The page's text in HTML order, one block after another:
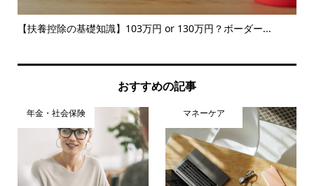
【扶養控除の基礎知識】103万円 or 130万円？ボーダー...
おすすめの記事
年金・社会保険 マネーケア